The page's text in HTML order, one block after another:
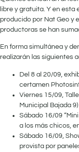
libre y gratuita. Y en
producido por Nat Geo y
productoras se han
En forma simultánea y
realizarán las siguientes
Del 8 al 20/09,
certamen
Viernes 15/09,
Municipal Bajada 9)
Sábado 16/09
a los más chicos,
Sábado 16/09,
provista por